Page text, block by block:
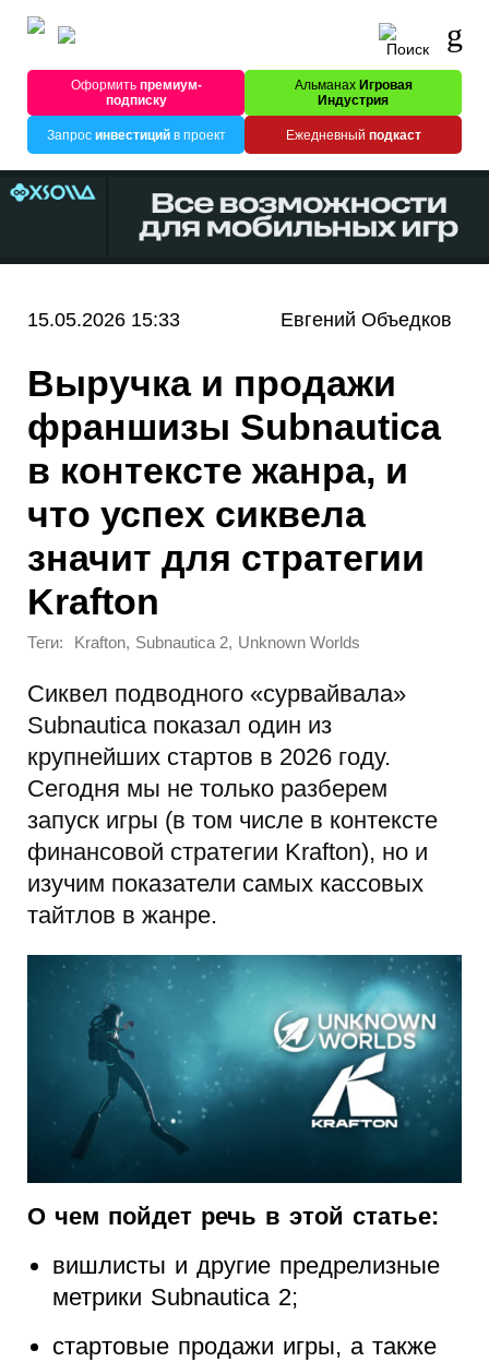
Оформитьпремиум-
подписку
Альманах Игровая
Индустрия
Запрос инвестицийв проект Ежедневный подкаст
15.05.2026 15:33 Евгений Объедков
Выручка и продажи
франшизы Subnautica
в контексте жанра, и
что успех сиквела
значит для стратегии
Krafton
Теги: Krafton, Subnautica 2, Unknown Worlds
Сиквел подводного «сурвайвала»
Subnautica показал один из
крупнейших стартов в 2026 году.
Сегодня мы не только разберем
запуск игры (в том числе в контексте
финансовой стратегии Krafton), но и
изучим показатели самых кассовых
тайтлов в жанре.
О чем пойдет речь в этой статье:
вишлисты и другие предрелизные
метрики Subnautica 2;
стартовые продажи игры, а также